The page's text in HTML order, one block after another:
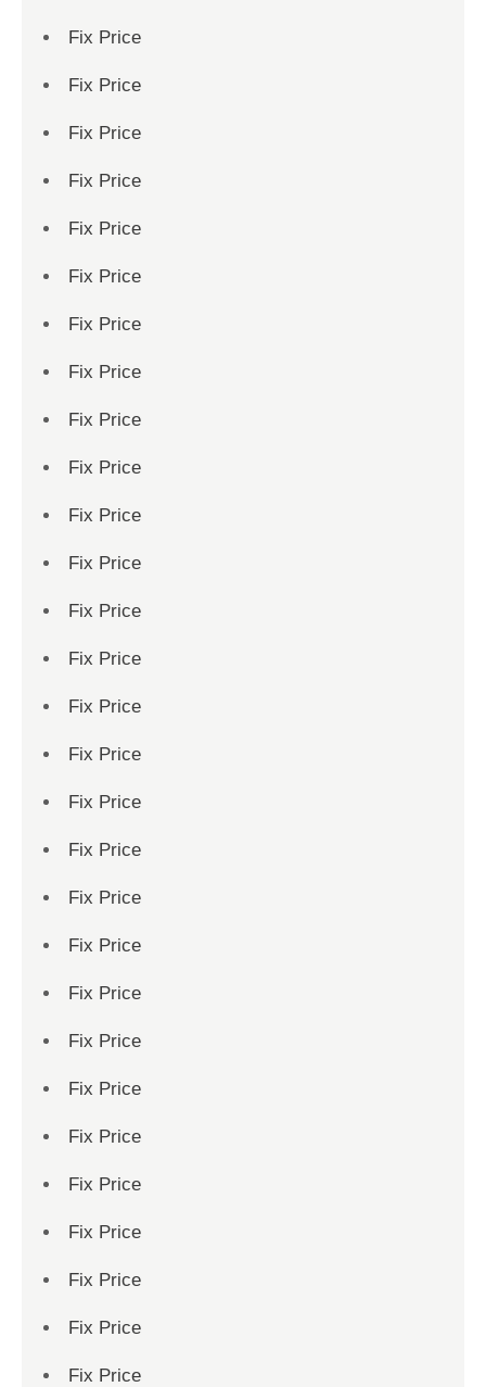
Fix Price
Fix Price
Fix Price
Fix Price
Fix Price
Fix Price
Fix Price
Fix Price
Fix Price
Fix Price
Fix Price
Fix Price
Fix Price
Fix Price
Fix Price
Fix Price
Fix Price
Fix Price
Fix Price
Fix Price
Fix Price
Fix Price
Fix Price
Fix Price
Fix Price
Fix Price
Fix Price
Fix Price
Fix Price